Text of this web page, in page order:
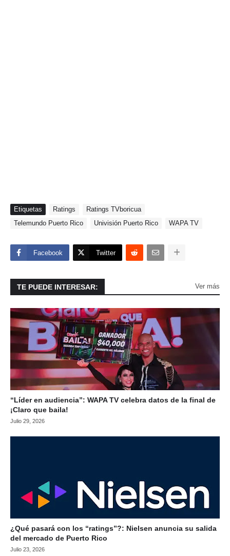
Etiquetas Ratings
Ratings TVboricua
Telemundo Puerto Rico
Univisión Puerto Rico WAPA TV
Facebook Twitter
TE PUEDE INTERESAR: Ver más
“Líder en audiencia”: WAPA TV celebra datos de la final de
¡Claro que baila!
Julio 29, 2026
¿Qué pasará con los “ratings”?: Nielsen anuncia su salida
del mercado de Puerto Rico
Julio 23, 2026